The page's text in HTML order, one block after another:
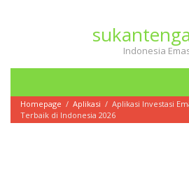
Indonesia
Homepage / Aplikasi / Aplikasi Investasi
Terbaik di Indonesia 2026